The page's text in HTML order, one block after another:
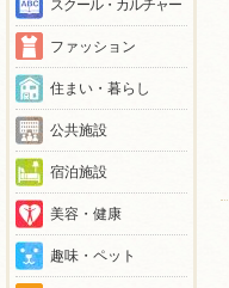
スクール・カルチャー
ファッション
住まい・暮らし
公共施設
宿泊施設
美容・健康
趣味・ペット